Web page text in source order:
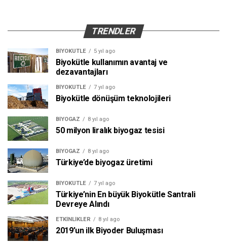
TRENDLER
BIYOKÜTLE 5 yıl ago
Biyokütle kullanımın avantaj ve
dezavantajları
BIYOKÜTLE 7 yıl ago
Biyokütle dönüşüm teknolojileri
BIYOGAZ 8 yıl ago
50 milyon liralık biyogaz tesisi
BIYOGAZ 8 yıl ago
Türkiye’de biyogaz üretimi
BIYOKÜTLE 7 yıl ago
Türkiye’nin En büyük Biyokütle Santrali
Devreye Alındı
ETKINLIKLER 8 yıl ago
2019’un ilk Biyoder Buluşması